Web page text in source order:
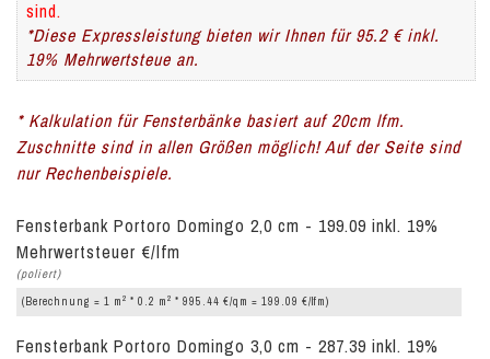
sind.
*Diese Expressleistung bieten wir Ihnen für 95.2 € inkl.
19% Mehrwertsteue an.
* Kalkulation für Fensterbänke basiert auf 20cm lfm.
Zuschnitte sind in allen Größen möglich! Auf der Seite sind
nur Rechenbeispiele.
Fensterbank Portoro Domingo 2,0 cm - 199.09 inkl. 19%
Mehrwertsteuer €/lfm
(poliert)
(Berechnung = 1 m 2 * 0.2 m 2 * 995.44 €/qm = 199.09 €/lfm)
Fensterbank Portoro Domingo 3,0 cm - 287.39 inkl. 19%